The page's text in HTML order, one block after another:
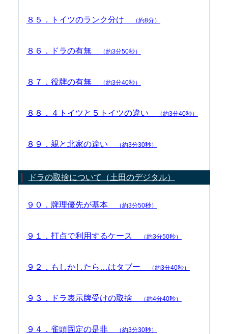
８５．トイツのランク分け （約8分）
８６．ドラの有無 （約3分50秒）
８７．役牌の有無 （約3分40秒）
８８．４トイツと５トイツの違い （約3分40秒）
８９．親と北家の違い （約3分30秒）
ドラの取捨について（土田のデジタル）
９０．牌理優先が基本 （約3分50秒）
９１．打点で利用するケース （約3分50秒）
９２．もしかしたら…はタブー （約3分40秒）
９３．ドラ表示牌受けの取捨 （約4分40秒）
９４．雀頭固定の是非 （約3分30秒）